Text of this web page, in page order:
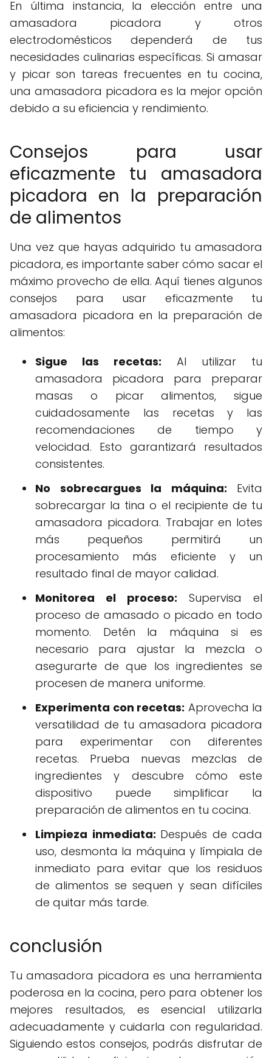
En última instancia, la elección entre una
amasadora picadora y otros
electrodomésticos dependerá de tus
necesidades culinarias específicas. Si amasar
y picar son tareas frecuentes en tu cocina,
una amasadora picadora es la mejor opción
debido a su eficiencia y rendimiento.
Consejos para usar
eficazmente tu amasadora
picadora en la preparación
de alimentos
Una vez que hayas adquirido tu amasadora
picadora, es importante saber cómo sacar el
máximo provecho de ella. Aquí tienes algunos
consejos para usar eficazmente tu
amasadora picadora en la preparación de
alimentos:
Sigue las recetas: Al utilizar tu
amasadora picadora para preparar
masas o picar alimentos, sigue
cuidadosamente las recetas y las
recomendaciones de tiempo y
velocidad. Esto garantizará resultados
consistentes.
No sobrecargues la máquina: Evita
sobrecargar la tina o el recipiente de tu
amasadora picadora. Trabajar en lotes
más pequeños permitirá un
procesamiento más eficiente y un
resultado final de mayor calidad.
Monitorea el proceso: Supervisa el
proceso de amasado o picado en todo
momento. Detén la máquina si es
necesario para ajustar la mezcla o
asegurarte de que los ingredientes se
procesen de manera uniforme.
Experimenta con recetas: Aprovecha la
versatilidad de tu amasadora picadora
para experimentar con diferentes
recetas. Prueba nuevas mezclas de
ingredientes y descubre cómo este
dispositivo puede simplificar la
preparación de alimentos en tu cocina.
Limpieza inmediata: Después de cada
uso, desmonta la máquina y límpiala de
inmediato para evitar que los residuos
de alimentos se sequen y sean difíciles
de quitar más tarde.
conclusión
Tu amasadora picadora es una herramienta
poderosa en la cocina, pero para obtener los
mejores resultados, es esencial utilizarla
adecuadamente y cuidarla con regularidad.
Siguiendo estos consejos, podrás disfrutar de